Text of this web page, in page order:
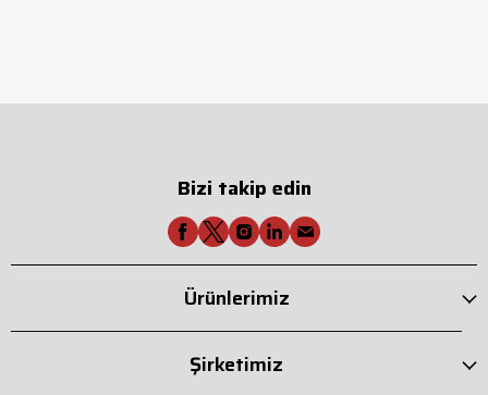
Bizi takip edin
Ürünlerimiz
Şirketimiz